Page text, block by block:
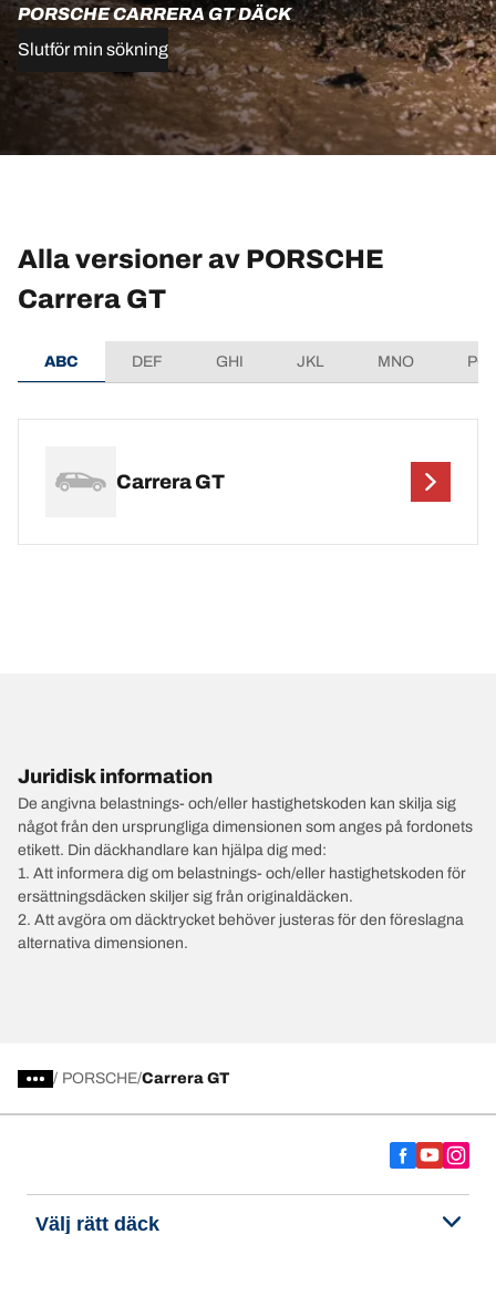
PORSCHE CARRERA GT DÄCK
Slutför min sökning
Alla versioner av PORSCHE
Carrera GT
ABC DEF GHI JKL MNO
Carrera GT
Juridisk information
De angivna belastnings- och/eller hastighetskoden kan skilja sig
något från den ursprungliga dimensionen som anges på fordonets
etikett. Din däckhandlare kan hjälpa dig med:
1. Att informera dig om belastnings- och/eller hastighetskoden för
ersättningsdäcken skiljer sig från originaldäcken.
2. Att avgöra om däcktrycket behöver justeras för den föreslagna
alternativa dimensionen.
/ PORSCHE Carrera GT
Välj rätt däck